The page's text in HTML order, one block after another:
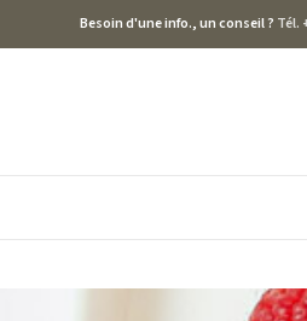
Besoin d'une info., un conseil ? Tél.